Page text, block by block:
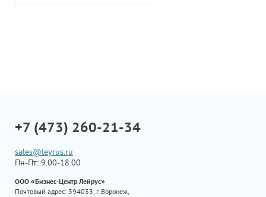
+7 (473) 260-21-34
sales@leyrus.ru
Пн-Пт: 9.00-18.00
ООО «Бизнес-Центр Лейрус»
Почтовый адрес: 394033, г. Воронеж,